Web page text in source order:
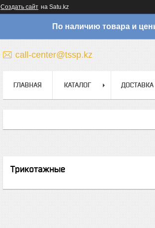
Создать сайт на Satu.kz
По наличию товара и
call-center@tssp.kz
ГЛАВНАЯ КАТАЛОГ
Трикотажные